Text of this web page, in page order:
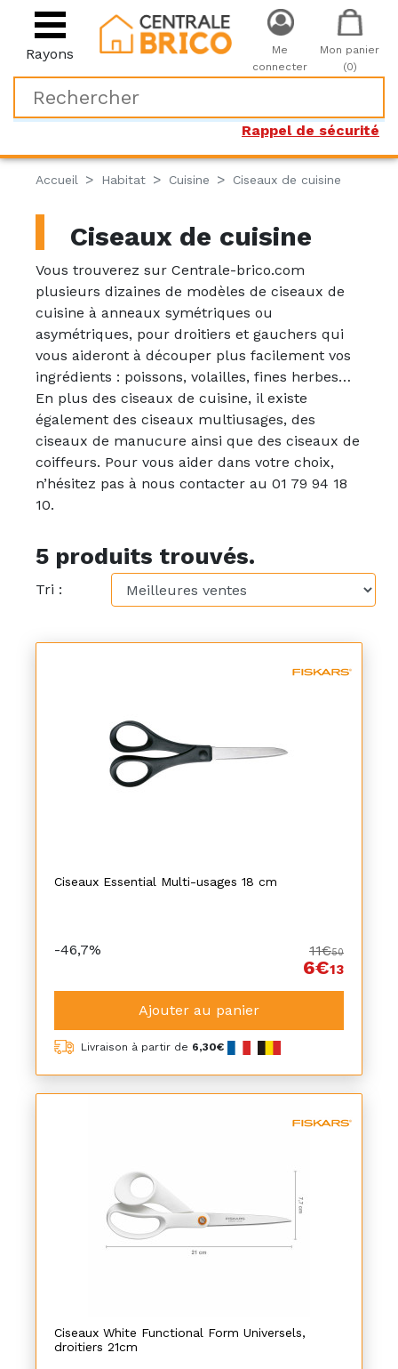
Rayons
Rappel de sécurité
Me
connecter
Mon panier
(0)
Accueil Habitat Cuisine Ciseaux de cuisine
Ciseaux de cuisine
Vous trouverez sur Centrale-brico.com
plusieurs dizaines de modèles de ciseaux de
cuisine à anneaux symétriques ou
asymétriques, pour droitiers et gauchers qui
vous aideront à découper plus facilement vos
ingrédients : poissons, volailles, fines herbes…
En plus des ciseaux de cuisine, il existe
également des ciseaux multiusages, des
ciseaux de manucure ainsi que des ciseaux de
coiffeurs. Pour vous aider dans votre choix,
n’hésitez pas à nous contacter au 01 79 94 18
10.
5 produits trouvés.
Tri :
Ciseaux Essential Multi-usages 18 cm
-46,7% 11€50
6€13
Ajouter au panier
Livraison à partir de 6,30€
Ciseaux White Functional Form Universels,
droitiers 21cm